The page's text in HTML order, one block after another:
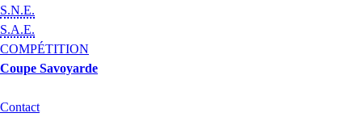
S.N.E.
S.A.E.
COMPÉTITION
Coupe Savoyarde
Contact